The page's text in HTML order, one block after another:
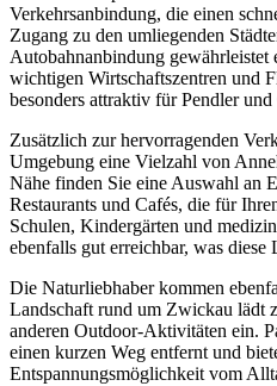
Verkehrsanbindung, die einen
Zugang zu den umliegenden
Autobahnanbindung gewährleistet
wichtigen Wirtschaftszentren und
besonders attraktiv für Pendler und
Zusätzlich zur hervorragenden
Umgebung eine Vielzahl von
Nähe finden Sie eine Auswahl an
Restaurants und Cafés, die für
Schulen, Kindergärten und
ebenfalls gut erreichbar, was
Die Naturliebhaber kommen
Landschaft rund um Zwickau lädt
anderen Outdoor-Aktivitäten ein.
einen kurzen Weg entfernt und
Entspannungsmöglichkeit vom